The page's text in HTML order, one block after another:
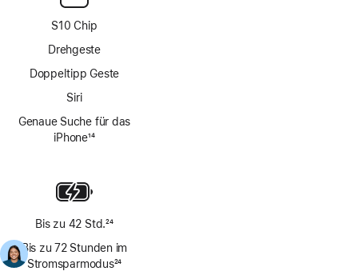
S10 Chip
Drehgeste
Doppeltipp Geste
Siri
Genaue Suche für das
iPhone14
Bis zu 42 Std.24
Bis zu 72 Stunden im
Stromsparmodus24